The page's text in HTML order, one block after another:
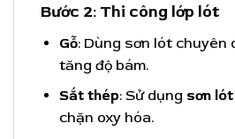
Bước 2: Thi công lớp lót
Gỗ: Dùng sơn lót chuyên
tăng độ bám.
Sắt thép: Sử dụng sơn
chặn oxy hóa.